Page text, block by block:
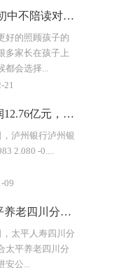
父母陪读对孩子是好还是坏 初中不陪读对孩子有影响吗
好的照顾孩子的
多家长在孩子上
都会选择...
21
泸州银行2024年业绩：净利润12.76亿元，同比增长28.
泸州银行泸州银
2.080 -0....
09
太平人寿四川分公司联合太平养老四川分公司开展“金融知识宣传月
太平人寿四川分
太平养老四川分
安公...